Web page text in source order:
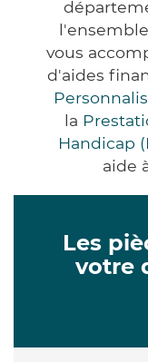
vous
d'aides
la
Handicap
aide
Les
votre